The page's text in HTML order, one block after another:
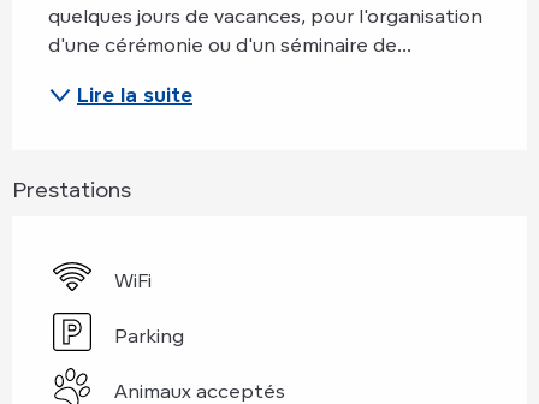
quelques jours de vacances, pour l'organisation
d'une cérémonie ou d'un séminaire de...
Lire la suite
Prestations
WiFi
Parking
Animaux acceptés